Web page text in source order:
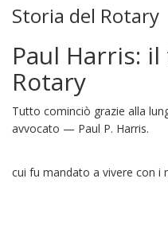
Storia del Rotary
Paul Harris:
Rotary
Tutto cominciò grazie alla
avvocato — Paul P. Harris.
cui fu mandato a vivere con i